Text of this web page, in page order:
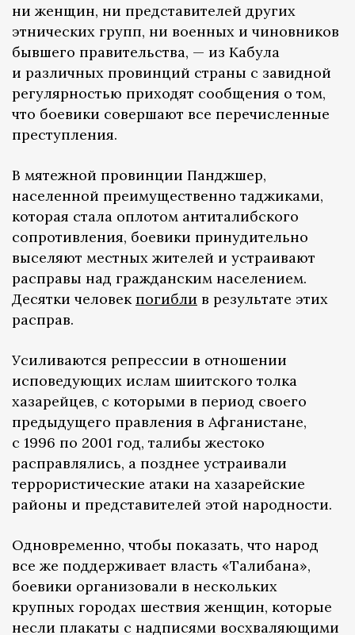
ни женщин, ни представителей других
этнических групп, ни военных и чиновников
бывшего правительства, — из Кабула
и различных провинций страны с завидной
регулярностью приходят сообщения о том,
что боевики совершают все перечисленные
преступления.
В мятежной провинции Панджшер,
населенной преимущественно таджиками,
которая стала оплотом антиталибского
сопротивления, боевики принудительно
выселяют местных жителей и устраивают
расправы над гражданским населением.
Десятки человек погибли в результате этих
расправ.
Усиливаются репрессии в отношении
исповедующих ислам шиитского толка
хазарейцев, с которыми в период своего
предыдущего правления в Афганистане,
с 1996 по 2001 год, талибы жестоко
расправлялись, а позднее устраивали
террористические атаки на хазарейские
районы и представителей этой народности.
Одновременно, чтобы показать, что народ
все же поддерживает власть «Талибана»,
боевики организовали в нескольких
крупных городах шествия женщин, которые
несли плакаты с надписями восхваляющими